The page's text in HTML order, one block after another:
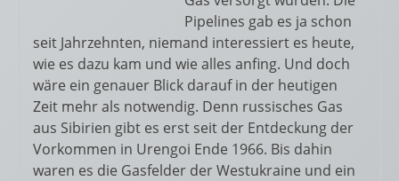
Pipelines gab es ja schon
seit Jahrzehnten, niemand interessiert es heute,
wie es dazu kam und wie alles anfing. Und doch
wäre ein genauer Blick darauf in der heutigen
Zeit mehr als notwendig. Denn russisches Gas
aus Sibirien gibt es erst seit der Entdeckung der
Vorkommen in Urengoi Ende 1966. Bis dahin
waren es die Gasfelder der Westukraine und ein